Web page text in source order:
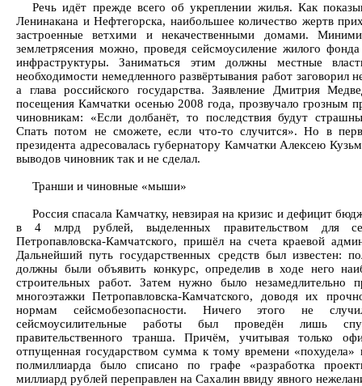
Речь идёт прежде всего об укреплении жилья. Как
Ленинакана и Нефтегорска, наибольшее количество жертв
застроенные ветхими и некачественными домами.
землетрясения можно, проведя сейсмоусиление жилого
инфраструктуры. Заниматься этим должны местные
необходимости немедленного развёртывания работ заговорил
а глава российского государства. Заявление Дмитрия
посещения Камчатки осенью 2008 года, прозвучало грозным
чиновникам: «Если долбанёт, то последствия будут
Спать потом не сможете, если что-то случится». Но в
президента адресовалась губернатору Камчатки Алексею
выводов чиновник так и не сделал.
Транши и чиновные «мыши»
Россия спасала Камчатку, невзирая на кризис и дефицит
в 4 млрд рублей, выделенных правительством для
Петропавловска-Камчатского, пришёл на счета краевой
Дальнейший путь государственных средств был известен:
должны были объявить конкурс, определив в ходе него
строительных работ. Затем нужно было незамедлительно
многоэтажки Петропавловска-Камчатского, доводя их
нормам сейсмобезопасности. Ничего этого не
сейсмоусилительные работы был проведён лишь
правительственного транша. Причём, учитывая только
отпущенная государством сумма к тому времени
полмиллиарда было списано по графе «разработка
миллиард рублей переправлен на Сахалин ввиду явного